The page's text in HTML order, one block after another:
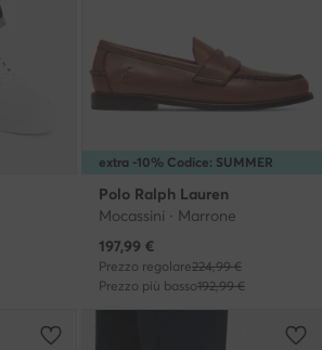
extra -10% Codice: SUMMER
Polo Ralph Lauren
Mocassini · Marrone
Prezzo attuale
197,99 €
Prezzo regolare224,99 €
Prezzo più basso192,99 €